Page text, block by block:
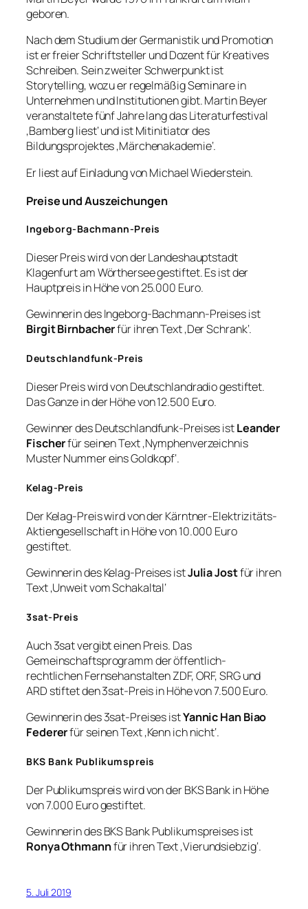
geboren.
Nach dem Studium der Germanistik und Promotion
ist er freier Schriftsteller und Dozent für Kreatives
Schreiben. Sein zweiter Schwerpunkt ist
Storytelling, wozu er regelmäßig Seminare in
Unternehmen und Institutionen gibt. Martin Beyer
veranstaltete fünf Jahre lang das Literaturfestival
‚Bamberg liest‘ und ist Mitinitiator des
Bildungsprojektes ‚Märchenakademie‘.
Er liest auf Einladung von Michael Wiederstein.
Preise und Auszeichungen
Ingeborg-Bachmann-Preis
Dieser Preis wird von der Landeshauptstadt
Klagenfurt am Wörthersee gestiftet. Es ist der
Hauptpreis in Höhe von 25.000 Euro.
Gewinnerin des Ingeborg-Bachmann-Preises ist
Birgit Birnbacherfür ihren Text ‚Der Schrank‘.
Deutschlandfunk-Preis
Dieser Preis wird von Deutschlandradio gestiftet.
Das Ganze in der Höhe von 12.500 Euro.
Gewinner des Deutschlandfunk-Preises istLeander
Fischerfür seinen Text ‚Nymphenverzeichnis
Muster Nummer eins Goldkopf‘.
Kelag-Preis
Der Kelag-Preis wird von der Kärntner-Elektrizitäts-
Aktiengesellschaft in Höhe von 10.000 Euro
gestiftet.
Gewinnerin des Kelag-Preises istJulia Jostfür ihren
Text ‚Unweit vom Schakaltal‘
3sat-Preis
Auch 3sat vergibt einen Preis. Das
Gemeinschaftsprogramm der öffentlich-
rechtlichen Fernsehanstalten ZDF, ORF, SRG und
ARD stiftet den 3sat-Preis in Höhe von 7.500 Euro.
Gewinnerin des 3sat-Preises istYannic Han Biao
Federerfür seinen Text ‚Kenn ich nicht‘.
BKS Bank Publikumspreis
Der Publikumspreis wird von der BKS Bank in Höhe
von 7.000 Euro gestiftet.
Gewinnerin des BKS Bank Publikumspreises ist
Ronya Othmannfür ihren Text ‚Vierundsiebzig‘.
5. Juli 2019